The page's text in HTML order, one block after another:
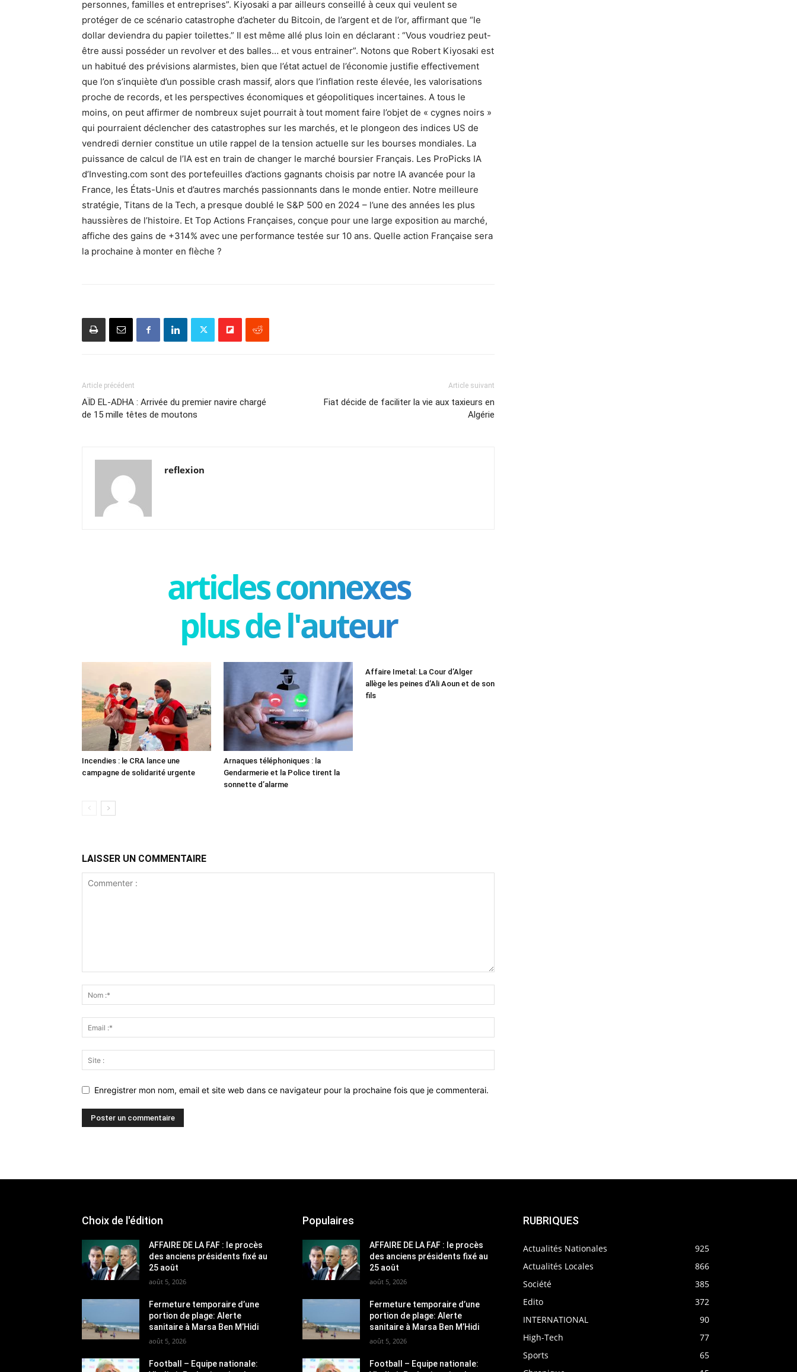
personnes, familles et entreprises”. Kiyosaki a par ailleurs conseillé à ceux qui veulent se
protéger de ce scénario catastrophe d’acheter du Bitcoin, de l’argent et de l’or, affirmant que “le
dollar deviendra du papier toilettes.” Il est même allé plus loin en déclarant : “Vous voudriez peut-
être aussi posséder un revolver et des balles… et vous entrainer”. Notons que Robert Kiyosaki est
un habitué des prévisions alarmistes, bien que l’état actuel de l’économie justifie effectivement
que l’on s’inquiète d’un possible crash massif, alors que l’inflation reste élevée, les valorisations
proche de records, et les perspectives économiques et géopolitiques incertaines. A tous le
moins, on peut affirmer de nombreux sujet pourrait à tout moment faire l’objet de « cygnes noirs »
qui pourraient déclencher des catastrophes sur les marchés, et le plongeon des indices US de
vendredi dernier constitue un utile rappel de la tension actuelle sur les bourses mondiales. La
puissance de calcul de l’IA est en train de changer le marché boursier Français. Les ProPicks IA
d’Investing.com sont des portefeuilles d’actions gagnants choisis par notre IA avancée pour la
France, les États-Unis et d’autres marchés passionnants dans le monde entier. Notre meilleure
stratégie, Titans de la Tech, a presque doublé le S&P 500 en 2024 – l’une des années les plus
haussières de l’histoire. Et Top Actions Françaises, conçue pour une large exposition au marché,
affiche des gains de +314% avec une performance testée sur 10 ans. Quelle action Française sera
la prochaine à monter en flèche ?
Article précédent
AÏD EL-ADHA : Arrivée du premier navire chargé
de 15 mille têtes de moutons
Article suivant
Fiat décide de faciliter la vie aux taxieurs en
Algérie
reflexion
articles connexes
plus de l'auteur
Incendies : le CRA lance une
campagne de solidarité urgente
Arnaques téléphoniques : la
Gendarmerie et la Police tirent la
sonnette d’alarme
Affaire Imetal: La Cour d’Alger
allège les peines d’Ali Aoun et de son
fils
LAISSER UN COMMENTAIRE
Enregistrer mon nom, email et site web dans ce navigateur pour la prochaine fois que je commenterai.
Choix de l'édition
AFFAIRE DE LA FAF : le procès
des anciens présidents fixé au
25 août
août 5, 2026
Fermeture temporaire d’une
portion de plage: Alerte
sanitaire à Marsa Ben M’Hidi
août 5, 2026
Football – Equipe nationale:
Populaires
AFFAIRE DE LA FAF : le procès
des anciens présidents fixé au
25 août
août 5, 2026
Fermeture temporaire d’une
portion de plage: Alerte
sanitaire à Marsa Ben M’Hidi
août 5, 2026
Football – Equipe nationale:
RUBRIQUES
Actualités Nationales
925
Actualités Locales
866
Société
385
Edito
372
INTERNATIONAL
90
High-Tech
77
Sports
65